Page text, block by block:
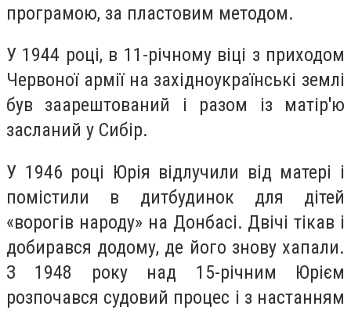
програмою, за пластовим методом.
У 1944 році, в 11-річному віці з приходом
Червоної армії на західноукраїнські землі
був заарештований і разом із матір'ю
засланий у Сибір.
У 1946 році Юрія відлучили від матері і
помістили в дитбудинок для дітей
«ворогів народу» на Донбасі. Двічі тікав і
добирався додому, де його знову хапали.
З 1948 року над 15-річним Юрієм
розпочався судовий процес і з настанням